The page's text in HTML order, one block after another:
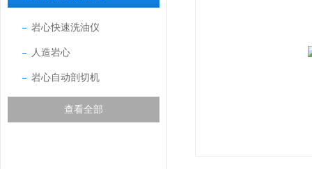
岩心快速洗油仪
人造岩心
岩心自动剖切机
查看全部